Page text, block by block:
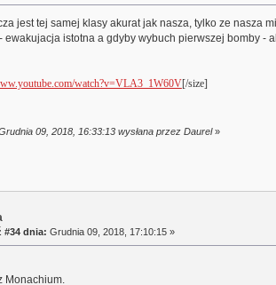
jest tej samej klasy akurat jak nasza, tylko ze nasza
ewakujacja istotna a gdyby wybuch pierwszej bomby -
watch?v=VLA3_1W60V[/size]
09, 2018, 16:33:13 wysłana przez Daurel»
#34 dnia: Grudnia 09, 2018, 17:10:15 »
Monachium.